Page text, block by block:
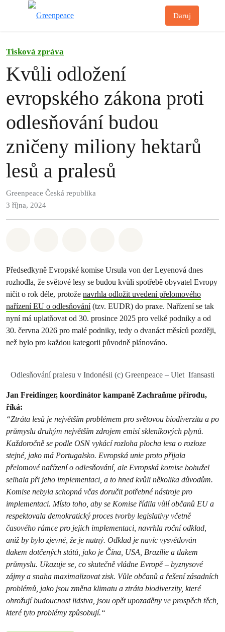
Daruj
Tisková zpráva
Kvůli odložení
evropského zákona proti
odlesňování budou
zničeny miliony hektarů
lesů a pralesů
Greenpeace Česká republika
3 října, 2024
Předsedkyně Evropské komise Ursula von der Leyenová dnes
rozhodla, že světové lesy se budou kvůli spotřebě obyvatel Evropy
ničit o rok déle, protože navrhla odložit uvedení přelomového
nařízení EU o odlesňování(tzv. EUDR) do praxe. Nařízení se tak
nyní má uplatňovat od 30. prosince 2025 pro velké podniky a od
30. června 2026 pro malé podniky, tedy o dvanáct měsíců později,
než bylo pro každou kategorii původně plánováno.
Odlesňování pralesu v Indonésii (c) Greenpeace – Ulet Ifansasti
Jan Freidinger, koordinátor kampaně Zachraňme přírodu,
říká:
“Ztráta lesů je největším problémem pro světovou biodiverzitu a po
průmyslu druhým největším zdrojem emisí skleníkových plynů.
Každoročně se podle OSN vykácí rozloha plocha lesa o rozloze
stejné, jako má Portugalsko. Evropská unie proto přijala
přelomové nařízení o odlesňování, ale Evropská komise bohužel
selhala při jeho implementaci, a to hned kvůli několika důvodům.
Komise nebyla schopná včas doručit potřebné nástroje pro
implementaci. Místo toho, aby se Komise řídila vůlí občanů EU a
respektovala demokratický proces tvorby legislativy včetně
časového rámce pro jejich implementaci, navrhla roční odklad,
aniž by bylo zjevné, že je nutný. Odklad je navíc vysvětlován
tlakem dotčených států, jako je Čína, USA, Brazílie a tlakem
průmyslu. Ukazuje se, co skutečně vládne Evropě – byznysové
zájmy a snaha maximalizovat zisk. Vůle občanů a řešení zásadních
problémů, jako jsou změna klimatu a ztráta biodiverzity, které
ohrožují budoucnost lidstva, jsou opět upozaděny ve prospěch těch,
které tyto problémy způsobují.“